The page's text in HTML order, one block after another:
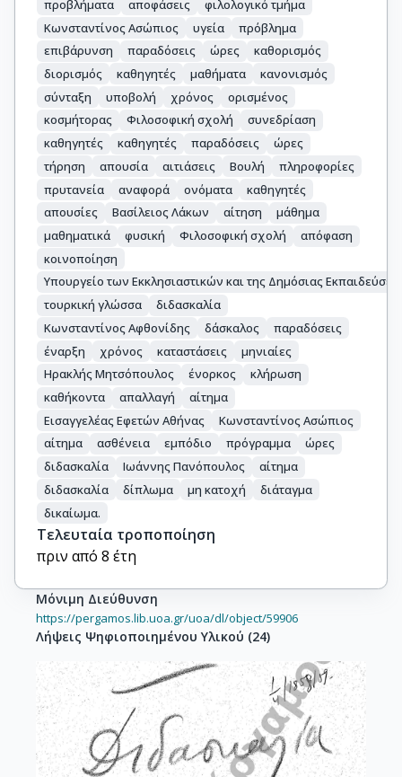
προβλήματα
αποφάσεις
φιλολογικό τμήμα
Κωνσταντίνος Ασώπιος
υγεία
πρόβλημα
επιβάρυνση
παραδόσεις ώρες
καθορισμός
διορισμός
καθηγητές μαθήματα
κανονισμός
σύνταξη
υποβολή χρόνος
ορισμένος
κοσμήτορας
Φιλοσοφική σχολή
συνεδρίαση
καθηγητές
καθηγητές παραδόσεις
ώρες
τήρηση
απουσία αιτιάσεις Βουλή
πληροφορίες
πρυτανεία
αναφορά ονόματα
καθηγητές
απουσίες
Βασίλειος Λάκων αίτηση
μάθημα
μαθηματικά
φυσική Φιλοσοφική σχολή
απόφαση
κοινοποίηση
Υπουργείο των Εκκλησιαστικών και της Δημόσιας
τουρκική γλώσσα
διδασκαλία
Κωνσταντίνος Αφθονίδης
δάσκαλος
παραδόσεις
έναρξη
χρόνος καταστάσεις
μηνιαίες
Ηρακλής Μητσόπουλος
ένορκος
κλήρωση
καθήκοντα
απαλλαγή
αίτημα
Εισαγγελέας Εφετών Αθήνας
Κωνσταντίνος Ασώπιος
αίτημα
ασθένεια εμπόδιο πρόγραμμα
ώρες
διδασκαλία
Ιωάννης Πανόπουλος
αίτημα
διδασκαλία
δίπλωμα μη κατοχή
διάταγμα
δικαίωμα.
Τελευταία τροποποίηση
πριν από 8 έτη
Μόνιμη Διεύθυνση
https://pergamos.lib.uoa.gr/uoa/dl/object/59906
Λήψεις Ψηφιοποιημένου Υλικού (24)